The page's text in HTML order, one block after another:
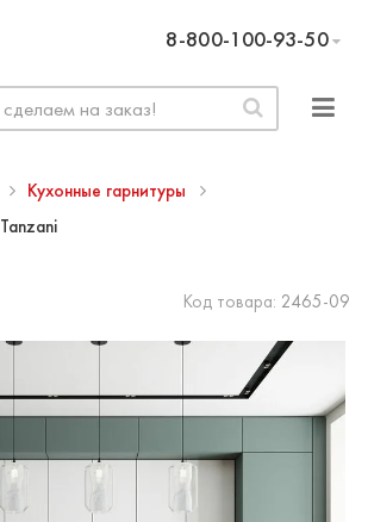
8-800-100-93-50
Кухонные гарнитуры
Tanzani
Код товара: 2465-09